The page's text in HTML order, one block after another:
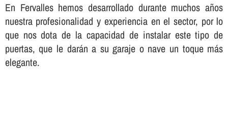
En Fervalles hemos desarrollado durante muchos años
nuestra profesionalidad y experiencia en el sector, por lo
que nos dota de la capacidad de instalar este tipo de
puertas, que le darán a su garaje o nave un toque más
elegante.